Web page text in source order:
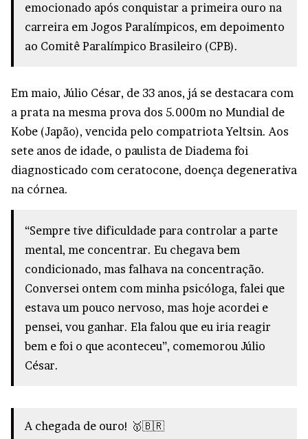
emocionado após conquistar a primeira ouro na
carreira em Jogos Paralímpicos, em depoimento
ao Comitê Paralímpico Brasileiro (CPB).
Em maio, Júlio César, de 33 anos, já se destacara com
a prata na mesma prova dos 5.000m no Mundial de
Kobe (Japão), vencida pelo compatriota Yeltsin. Aos
sete anos de idade, o paulista de Diadema foi
diagnosticado com ceratocone, doença degenerativa
na córnea.
“Sempre tive dificuldade para controlar a parte
mental, me concentrar. Eu chegava bem
condicionado, mas falhava na concentração.
Conversei ontem com minha psicóloga, falei que
estava um pouco nervoso, mas hoje acordei e
pensei, vou ganhar. Ela falou que eu iria reagir
bem e foi o que aconteceu”, comemorou Júlio
César.
A chegada de ouro! 🥇🇧🇷